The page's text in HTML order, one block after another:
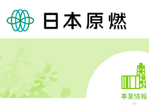
事業情報